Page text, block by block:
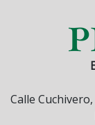
Calle